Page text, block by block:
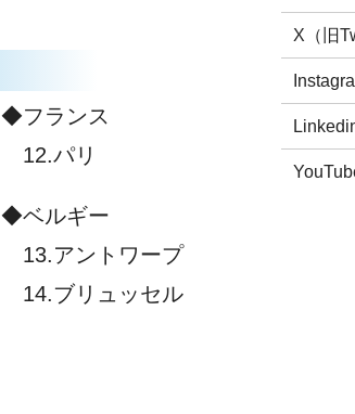
◆フランス
12.パリ
◆ベルギー
13.アントワープ
14.ブリュッセル
X（旧